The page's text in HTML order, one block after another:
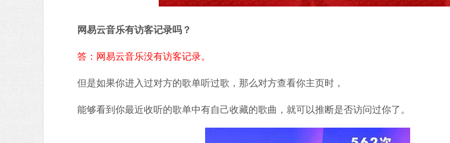
网易云音乐有访客记录吗？
答：网易云音乐没有访客记录。
但是如果你进入过对方的歌单听过歌，那么对方查看你主页时，
能够看到你最近收听的歌单中有自己收藏的歌曲，就可以推断是否访问过你了。